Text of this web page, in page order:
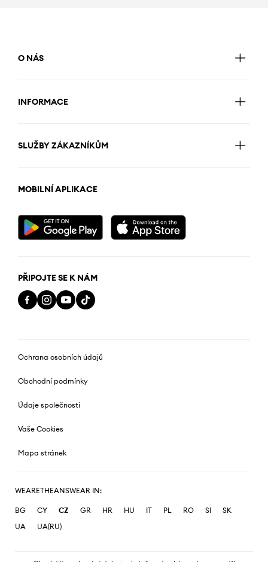
O NÁS
INFORMACE
SLUŽBY ZÁKAZNÍKŮM
MOBILNÍ APLIKACE
PŘIPOJTE SE K NÁM
Ochrana osobních údajů
Obchodní podmínky
Údaje společnosti
Vaše Cookies
Mapa stránek
WEARETHEANSWEAR IN:
BG CY CZ GR HR HU IT PL RO SI
SK
UA
UA(RU)